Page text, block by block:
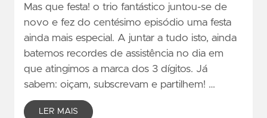
Mas que festa! o trio fantástico juntou-se de
novo e fez do centésimo episódio uma festa
ainda mais especial. A juntar a tudo isto, ainda
batemos recordes de assistência no dia em
que atingimos a marca dos 3 dígitos. Já
sabem: oiçam, subscrevam e partilhem! …
LER MAIS